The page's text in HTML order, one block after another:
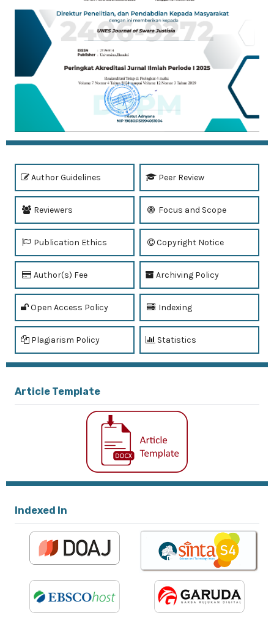
Author Guidelines Peer Review
Reviewers Focus and Scope
Publication Ethics Copyright Notice
Author(s) Fee Archiving Policy
Open Access Policy Indexing
Plagiarism Policy Statistics
Article Template
Indexed In